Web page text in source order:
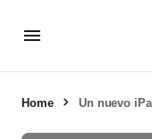
Home Un nuevo